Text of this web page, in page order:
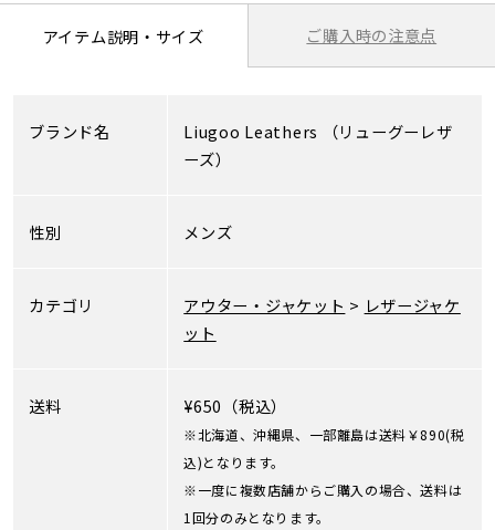
アイテム説明・サイズ ご購入時の注意点
ブランド名 Liugoo Leathers （リューグーレザ
ーズ）
性別 メンズ
カテゴリ アウター・ジャケット > レザージャケ
ット
送料 ¥650（税込）
※北海道、沖縄県、一部離島は送料￥890(税
込)となります。
※一度に複数店舗からご購入の場合、送料は
1回分のみとなります。